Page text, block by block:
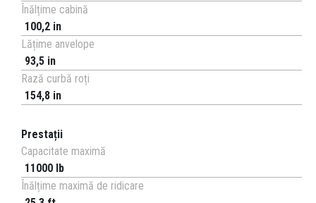
Înălțime cabină
100,2 in
Lățime anvelope
93,5 in
Rază curbă roți
154,8 in
Prestații
Capacitate maximă
11000 lb
Înălțime maximă de ridicare